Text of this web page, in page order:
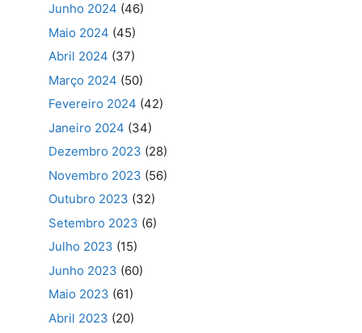
Junho 2024 (46)
Maio 2024 (45)
Abril 2024 (37)
Março 2024 (50)
Fevereiro 2024 (42)
Janeiro 2024 (34)
Dezembro 2023 (28)
Novembro 2023 (56)
Outubro 2023 (32)
Setembro 2023 (6)
Julho 2023 (15)
Junho 2023 (60)
Maio 2023 (61)
Abril 2023 (20)